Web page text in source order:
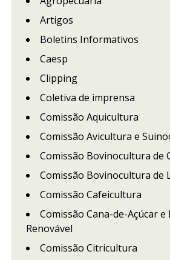
Artigos
Boletins Informativos
Caesp
Clipping
Coletiva de imprensa
Comissão Aquicultura
Comissão Avicultura e
Comissão Bovinocultura de
Comissão Bovinocultura de
Comissão Cafeicultura
Comissão Cana-de-Açúcar e
Renovável
Comissão Citricultura